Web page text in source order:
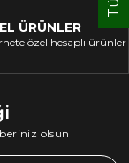
ÜRÜNLER
özel hesaplı ürünler
olsun